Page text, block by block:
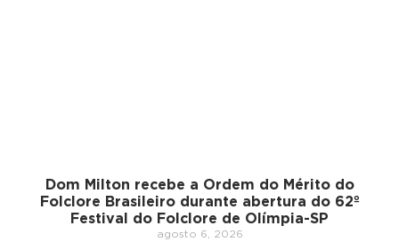
Dom Milton recebe a Ordem do Mérito do
Folclore Brasileiro durante abertura do 62º
Festival do Folclore de Olímpia-SP
agosto 6, 2026